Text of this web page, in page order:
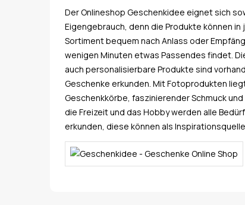
Der Onlineshop Geschenkidee eignet sich
Eigengebrauch, denn die Produkte können
Sortiment bequem nach Anlass oder
wenigen Minuten etwas Passendes findet.
auch personalisierbare Produkte sind
Geschenke erkunden. Mit Fotoprodukten
Geschenkkörbe, faszinierender Schmuck
die Freizeit und das Hobby werden alle
erkunden, diese können als